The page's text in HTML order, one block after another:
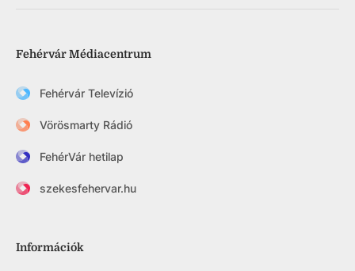
Fehérvár Médiacentrum
Fehérvár Televízió
Vörösmarty Rádió
FehérVár hetilap
szekesfehervar.hu
Információk